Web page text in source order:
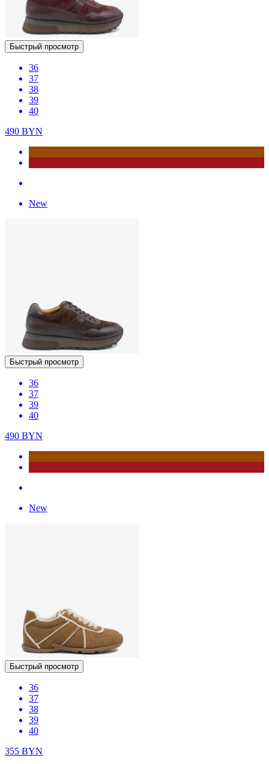
Быстрый просмотр
36
37
38
39
40
490 BYN
New
Быстрый просмотр
36
37
39
40
490 BYN
New
Быстрый просмотр
36
37
38
39
40
355 BYN